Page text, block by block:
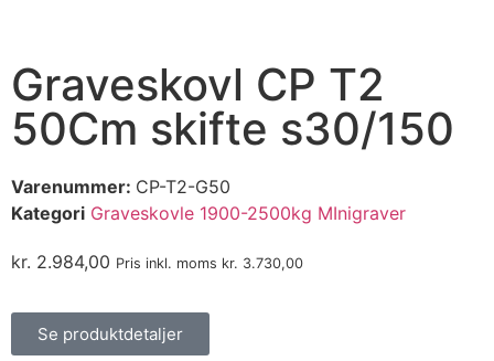
Graveskovl CP T2
50Cm skifte s30/150
Varenummer: CP-T2-G50
Kategori Graveskovle 1900-2500kg MInigraver
kr. 2.984,00 Pris inkl. moms kr. 3.730,00
Se produktdetaljer